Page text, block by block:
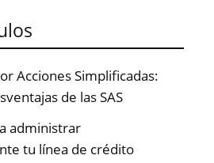
Acciones Simplificadas:
de las SAS
administrar
tu línea de crédito